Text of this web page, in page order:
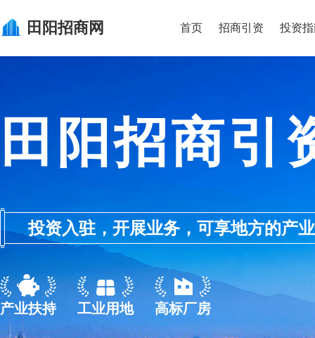
田阳招商网 首页 招商引资 投资
田阳招商引
投资入驻，开展业务，可享地方的产
产业扶持 工业用地 高标厂房